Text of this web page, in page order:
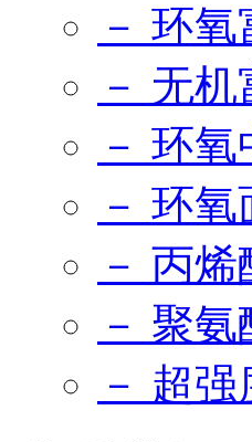
－ 环
－ 无
－ 环
－ 环氧
－ 丙烯
－ 聚
－ 超